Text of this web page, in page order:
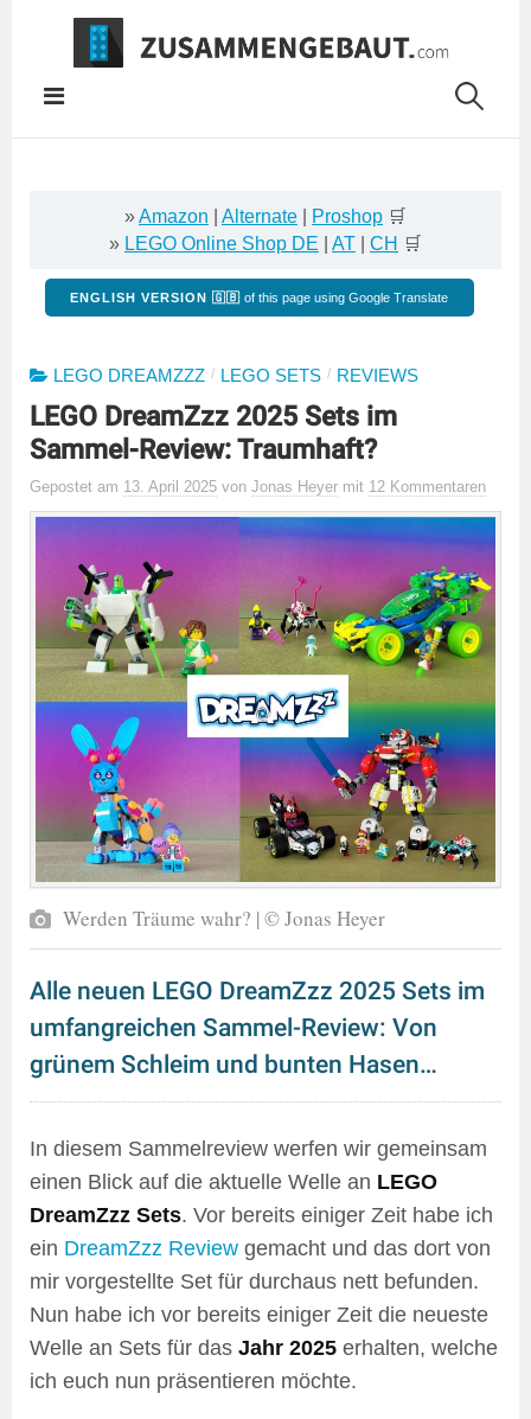
Springe
Inhalt
»Amazon Alternate Proshop 🛒
» LEGO Online Shop DE AT CH 🛒
ENGLISH VERSION 🇬🇧 of this page using Google Translate
LEGO DREAMZZZ / LEGO SETS / REVIEWS
LEGO DreamZzz 2025 Sets im
Sammel-Review: Traumhaft?
Gepostet am 13. April 2025 von Jonas Heyer mit 12 Kommentaren
Werden Träume wahr? | © Jonas Heyer
Alle neuen LEGO DreamZzz 2025 Sets im
umfangreichen Sammel-Review: Von
grünem Schleim und bunten Hasen…
In diesem Sammelreview werfen wir gemeinsam
einen Blick auf die aktuelle Welle an LEGO
DreamZzz Sets. Vor bereits einiger Zeit habe ich
ein DreamZzz Review gemacht und das dort von
mir vorgestellte Set für durchaus nett befunden.
Nun habe ich vor bereits einiger Zeit die neueste
Welle an Sets für das Jahr 2025 erhalten, welche
ich euch nun präsentieren möchte.